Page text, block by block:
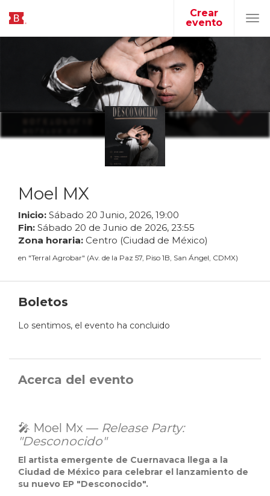
Crear
evento
Moel MX
Inicio: Sábado 20 Junio, 2026, 19:00
Fin: Sábado 20 de Junio de 2026, 23:55
Zona horaria: Centro (Ciudad de México)
en "Terral Agrobar" (Av. de la Paz 57, Piso 1B, San Ángel, CDMX)
Boletos
Lo sentimos, el evento ha concluido
Acerca del evento
🎤 Moel Mx — Release Party:
"Desconocido"
El artista emergente de Cuernavaca llega a la
Ciudad de México para celebrar el lanzamiento de
su nuevo EP "Desconocido".